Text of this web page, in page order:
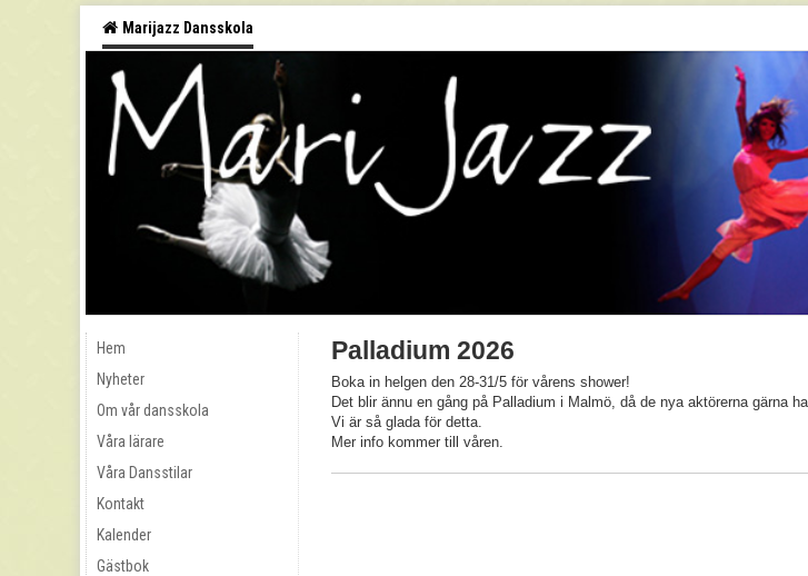
Marijazz Dansskola
Hem
Nyheter
Om vår dansskola
Våra lärare
Våra Dansstilar
Kontakt
Kalender
Gästbok
Palladium 2026
Boka in helgen den 28-31/5 för vårens shower!
Det blir ännu en gång på Palladium i Malmö, då de nya aktörerna gärna
Vi är så glada för detta.
Mer info kommer till våren.